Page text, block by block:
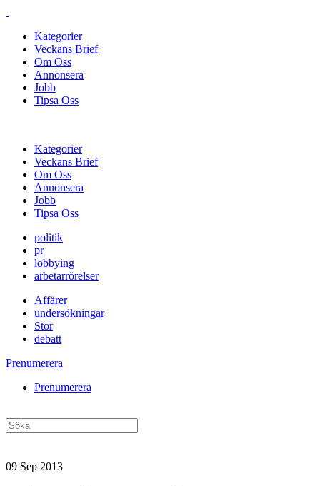
Kategorier
Veckans Brief
Om Oss
Annonsera
Jobb
Tipsa Oss
Kategorier
Veckans Brief
Om Oss
Annonsera
Jobb
Tipsa Oss
politik
pr
lobbying
arbetarrörelser
Affärer
undersökningar
Stor
debatt
Prenumerera
Prenumerera
09 Sep 2013